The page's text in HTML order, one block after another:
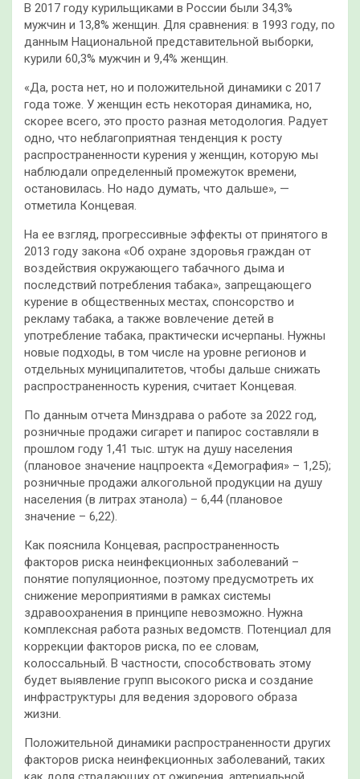
В 2017 году курильщиками в России были 34,3%
мужчин и 13,8% женщин. Для сравнения: в 1993 году, по
данным Национальной представительной выборки,
курили 60,3% мужчин и 9,4% женщин.
«Да, роста нет, но и положительной динамики с 2017
года тоже. У женщин есть некоторая динамика, но,
скорее всего, это просто разная методология. Радует
одно, что неблагоприятная тенденция к росту
распространенности курения у женщин, которую мы
наблюдали определенный промежуток времени,
остановилась. Но надо думать, что дальше», —
отметила Концевая.
На ее взгляд, прогрессивные эффекты от принятого в
2013 году закона «Об охране здоровья граждан от
воздействия окружающего табачного дыма и
последствий потребления табака», запрещающего
курение в общественных местах, спонсорство и
рекламу табака, а также вовлечение детей в
употребление табака, практически исчерпаны. Нужны
новые подходы, в том числе на уровне регионов и
отдельных муниципалитетов, чтобы дальше снижать
распространенность курения, считает Концевая.
По данным отчета Минздрава о работе за 2022 год,
розничные продажи сигарет и папирос составляли в
прошлом году 1,41 тыс. штук на душу населения
(плановое значение нацпроекта «Демография» – 1,25);
розничные продажи алкогольной продукции на душу
населения (в литрах этанола) – 6,44 (плановое
значение – 6,22).
Как пояснила Концевая, распространенность
факторов риска неинфекционных заболеваний –
понятие популяционное, поэтому предусмотреть их
снижение мероприятиями в рамках системы
здравоохранения в принципе невозможно. Нужна
комплексная работа разных ведомств. Потенциал для
коррекции факторов риска, по ее словам,
колоссальный. В частности, способствовать этому
будет выявление групп высокого риска и создание
инфраструктуры для ведения здорового образа
жизни.
Положительной динамики распространенности других
факторов риска неинфекционных заболеваний, таких